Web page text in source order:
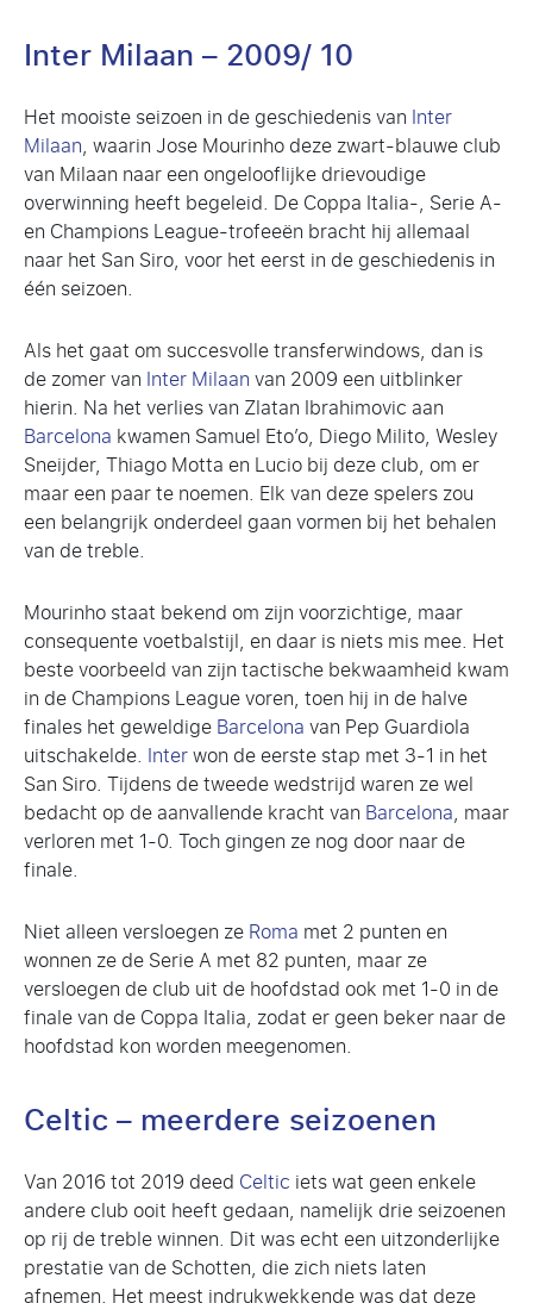
Inter Milaan – 2009/ 10
Het mooiste seizoen in de geschiedenis van Inter
Milaan, waarin Jose Mourinho deze zwart-blauwe club
van Milaan naar een ongelooflijke drievoudige
overwinning heeft begeleid. De Coppa Italia-, Serie A-
en Champions League-trofeeën bracht hij allemaal
naar het San Siro, voor het eerst in de geschiedenis in
één seizoen.
Als het gaat om succesvolle transferwindows, dan is
de zomer van Inter Milaanvan 2009 een uitblinker
hierin. Na het verlies van Zlatan Ibrahimovic aan
Barcelona kwamen Samuel Eto’o, Diego Milito, Wesley
Sneijder, Thiago Motta en Lucio bij deze club, om er
maar een paar te noemen. Elk van deze spelers zou
een belangrijk onderdeel gaan vormen bij het behalen
van de treble.
Mourinho staat bekend om zijn voorzichtige, maar
consequente voetbalstijl, en daar is niets mis mee. Het
beste voorbeeld van zijn tactische bekwaamheid kwam
in de Champions League voren, toen hij in de halve
finales het geweldigeBarcelonavan Pep Guardiola
uitschakelde. Interwon de eerste stap met 3-1 in het
San Siro. Tijdens de tweede wedstrijd waren ze wel
bedacht op de aanvallende kracht van Barcelona, maar
verloren met 1-0. Toch gingen ze nog door naar de
finale.
Niet alleen versloegen zeRoma met 2 punten en
wonnen ze de Serie A met 82 punten, maar ze
versloegen de club uit de hoofdstad ook met 1-0 in de
finale van de Coppa Italia, zodat er geen beker naar de
hoofdstad kon worden meegenomen.
Celtic – meerdere seizoenen
Van 2016 tot 2019 deed Celtic iets wat geen enkele
andere club ooit heeft gedaan, namelijk drie seizoenen
op rij de treble winnen. Dit was echt een uitzonderlijke
prestatie van de Schotten, die zich niets laten